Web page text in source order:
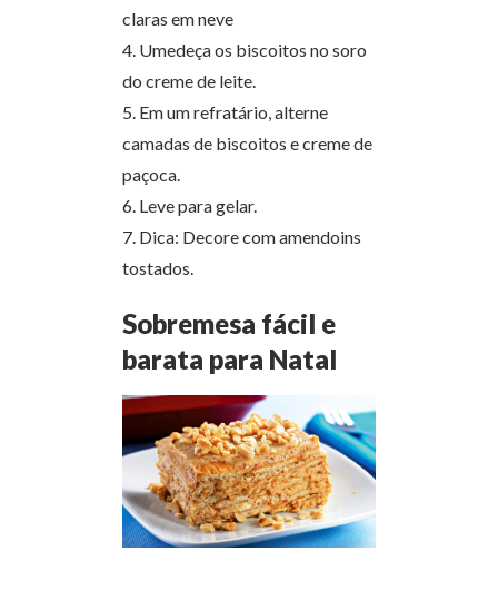
claras em neve
4. Umedeça os biscoitos no soro
do creme de leite.
5. Em um refratário, alterne
camadas de biscoitos e creme de
paçoca.
6. Leve para gelar.
7. Dica: Decore com amendoins
tostados.
Sobremesa fácil e
barata para Natal